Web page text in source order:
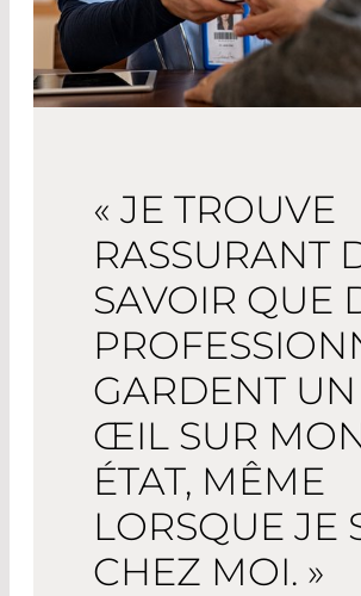
« JE TROUVE
RASSURANT
SAVOIR QUE
GARDENT UN
ŒIL SUR
ÉTAT, MÊME
LORSQUE JE
CHEZ MOI. »